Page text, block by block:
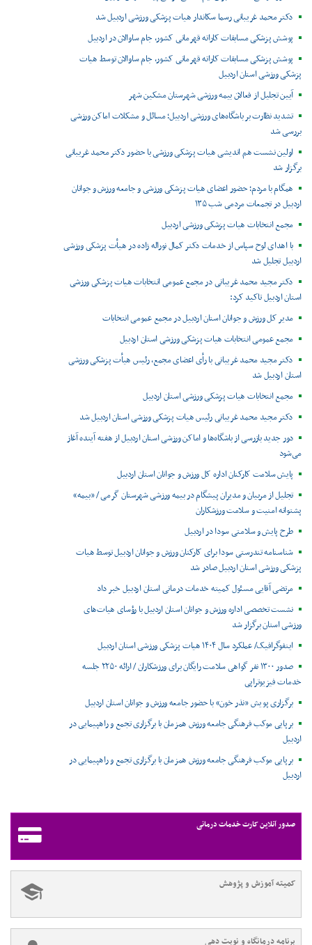
دکتر محمد غریبانی رسما سکاندار هیات پزشکی ورزشی اردبیل شد
پوشش پزشکی مسابقات کاراته قهرمانی کشور، جام ساوالان در اردبیل
پوشش پزشکی مسابقات کاراته قهرمانی کشور، جام ساوالان توسط هیات
پزشکی ورزشی استان اردبیل
آیین تجلیل از فعالان بیمه ورزشی شهرستان مشکین شهر
تشدید نظارت بر باشگاه‌های ورزشی اردبیل؛ مسائل و مشکلات اماکن ورزشی
بررسی شد
اولین نشست هم اندیشی هیات پزشکی ورزشی با حضور دکتر محمد غریبانی
برگزار شد
همگام با مردم؛ حضور اعضای هیات پزشکی ورزشی و جامعه ورزش و جوانان
اردبیل در تجمعات مردمی شب ۱۳۵
مجمع انتخابات هیات پزشکی ورزشی اردبیل
با اهدای لوح سپاس از خدمات دکتر کمال نوراله زاده در هیأت پزشکی ورزشی
اردبیل تجلیل شد
دکتر مجید محمد غریبانی در مجمع عمومی انتخابات هیات پزشکی ورزشی
استان اردبیل تاکید کرد:
مدیر کل ورزش و جوانان استان اردبیل در مجمع عمومی انتخابات
مجمع عمومی انتخابات هیات پزشکی ورزشی استان اردبیل
دکتر مجید محمد غریبانی با رأی اعضای مجمع، رئیس هیأت پزشکی ورزشی
استان اردبیل شد
مجمع انتخابات هیات پزشکی ورزشی استان اردبیل
دکتر مجید محمد غریبانی رئیس هیات پزشکی ورزشی استان اردبیل شد
دور جدید بازرسی از باشگاه‌ها و اماکن ورزشی استان اردبیل از هفته آینده آغاز
می‌شود
پایش سلامت کارکنان اداره کل ورزش و جوانان استان اردبیل
تجلیل از مربیان و مدیران پیشگام در بیمه ورزشی شهرستان گرمی / «بیمه»
پشتوانه امنیت و سلامت ورزشکاران
طرح پایش و سلامتی سودا در اردبیل
شناسنامه تندرستی سودا برای کارکنان ورزش و جوانان اردبیل توسط هیات
پزشکی ورزشی استان اردبیل صادر شد
مرتضی آقایی مسئول کمیته خدمات درمانی استان اردبیل خبر داد
نشست تخصصی اداره ورزش و جوانان استان اردبیل با رؤسای هیات‌های
ورزشی استان برگزار شد
اینفوگرافیک/ عملکرد سال ۱۴۰۴ هیات پزشکی ورزشی استان اردبیل
صدور ۱۳۰۰ نفر گواهی سلامت رایگان برای ورزشکاران / ارائه ۲۲۵۰ جلسه
خدمات فیزیوتراپی
برگزاری پویش «نذر خون» با حضور جامعه ورزش و جوانان استان اردبیل
برپایی موکب فرهنگی جامعه ورزش همزمان با برگزاری تجمع و راهپیمایی در
اردبیل
برپایی موکب فرهنگی جامعه ورزش همزمان با برگزاری تجمع و راهپیمایی در
اردبیل
صدور آنلاین کارت خدمات درمانی
کمیته آموزش و پژوهش
برنامه درمانگاه و نوبت دهی